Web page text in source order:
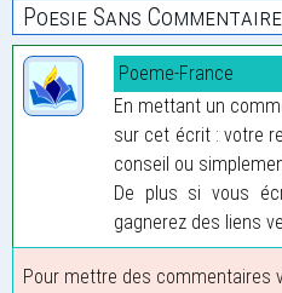
Poesie Sans Commentaire
Poeme-France
En mettant un
sur cet écrit : votre
conseil ou
De plus si vous
gagnerez des liens
Pour mettre des commentaires